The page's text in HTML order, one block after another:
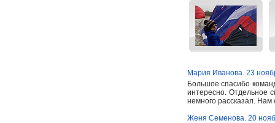
Мария Иванова. 23
Большое спасибо
интересно. Отдельное
немного рассказал.
Женя Семенова. 20